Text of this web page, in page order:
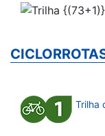
Trilha